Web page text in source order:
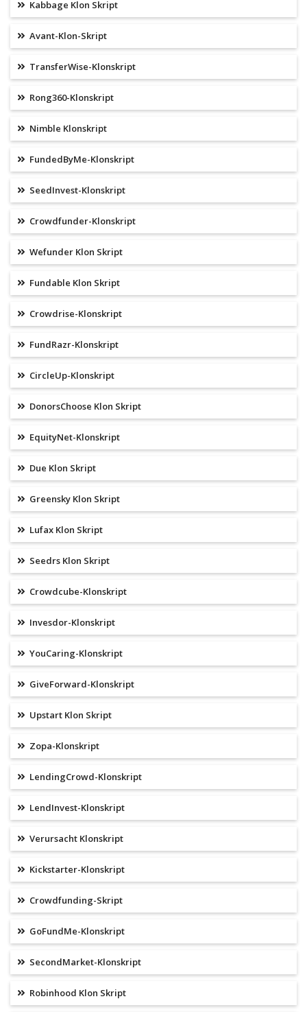
Kabbage Klon Skript
Avant-Klon-Skript
TransferWise-Klonskript
Rong360-Klonskript
Nimble Klonskript
FundedByMe-Klonskript
SeedInvest-Klonskript
Crowdfunder-Klonskript
Wefunder Klon Skript
Fundable Klon Skript
Crowdrise-Klonskript
FundRazr-Klonskript
CircleUp-Klonskript
DonorsChoose Klon Skript
EquityNet-Klonskript
Due Klon Skript
Greensky Klon Skript
Lufax Klon Skript
Seedrs Klon Skript
Crowdcube-Klonskript
Invesdor-Klonskript
YouCaring-Klonskript
GiveForward-Klonskript
Upstart Klon Skript
Zopa-Klonskript
LendingCrowd-Klonskript
LendInvest-Klonskript
Verursacht Klonskript
Kickstarter-Klonskript
Crowdfunding-Skript
GoFundMe-Klonskript
SecondMarket-Klonskript
Robinhood Klon Skript